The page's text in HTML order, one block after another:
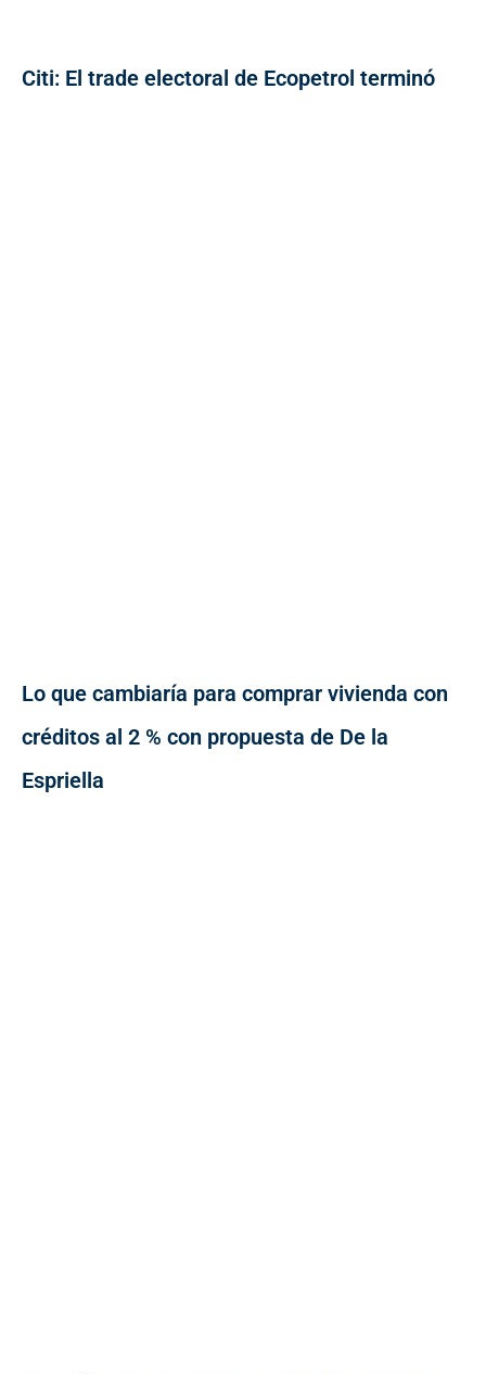
Citi: El trade electoral de Ecopetrol terminó
Lo que cambiaría para comprar vivienda con
créditos al 2 % con propuesta de De la
Espriella